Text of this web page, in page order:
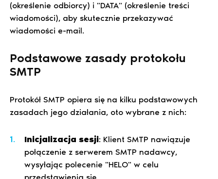
(określenie odbiorcy) i "DATA" (określenie treści
wiadomości), aby skutecznie przekazywać
wiadomości e-mail.
Podstawowe zasady protokołu
SMTP
Protokół SMTP opiera się na kilku podstawowych
zasadach jego działania, oto wybrane z nich:
Inicjalizacja sesji: Klient SMTP nawiązuje
połączenie z serwerem SMTP nadawcy,
wysyłając polecenie "HELO" w celu
przedstawienia się.